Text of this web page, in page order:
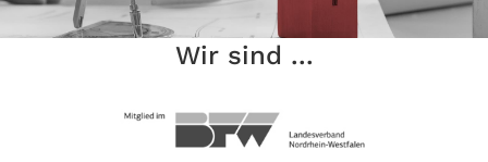
Wir sind ...